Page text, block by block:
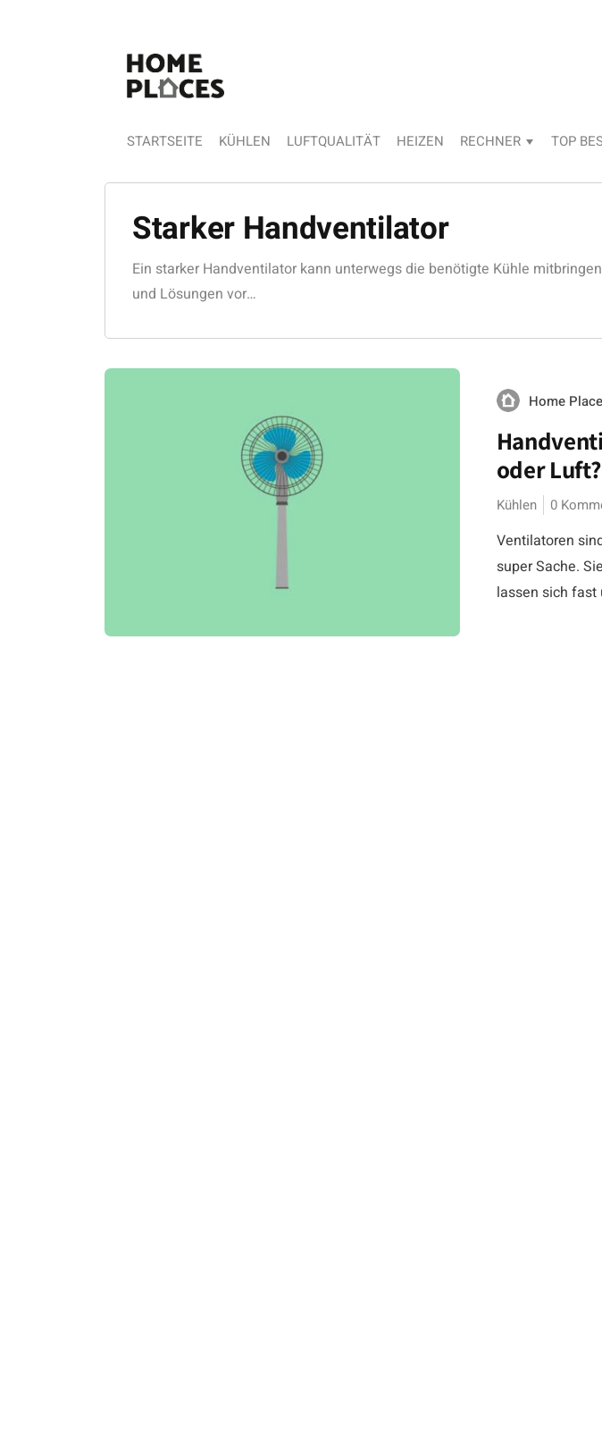
STARTSEITE KÜHLEN LUFTQUALITÄT HEIZEN RECHNER TOP
Starker Handventilator
Ein starker Handventilator kann unterwegs die benötigte Kühle
und Lösungen vor…
Home
oder Luft?
Kühlen 0
Ventilatoren
super Sache.
lassen sich fast